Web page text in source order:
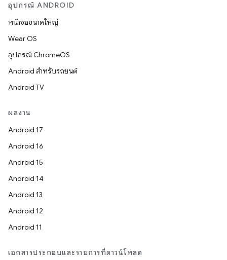
อุปกรณ์ ANDROID
หน้าจอขนาดใหญ่
Wear OS
อุปกรณ์ ChromeOS
Android สำหรับรถยนต์
Android TV
ผลงาน
Android 17
Android 16
Android 15
Android 14
Android 13
Android 12
Android 11
เอกสารประกอบและรายการที่ดาวน์โหลด